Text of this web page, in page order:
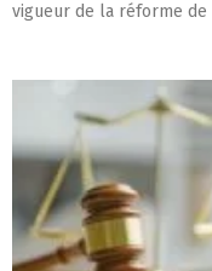
vigueur de la réforme de